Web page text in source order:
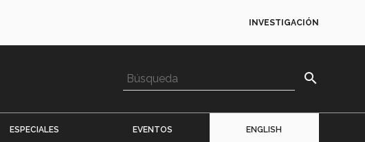
INVESTIGACIÓN
search
ESPECIALES EVENTOS ENGLISH